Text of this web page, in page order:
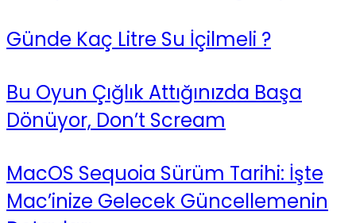
Günde Kaç Litre Su İçilmeli ?
Bu Oyun Çığlık Attığınızda Başa
Dönüyor, Don’t Scream
MacOS Sequoia Sürüm Tarihi: İşte
Mac’inize Gelecek Güncellemenin